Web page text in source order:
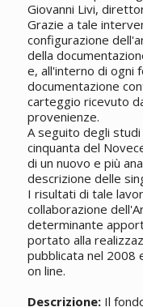
Giovanni Livi,
Grazie a tale
configurazione
della
e, all'interno di ogni
documentazione
carteggio ricevuto
provenienze.
A seguito degli
cinquanta del
di un nuovo e più
descrizione delle
I risultati di tale
collaborazione
determinante
portato alla
pubblicata nel 2008
on line.
Descrizione:Il